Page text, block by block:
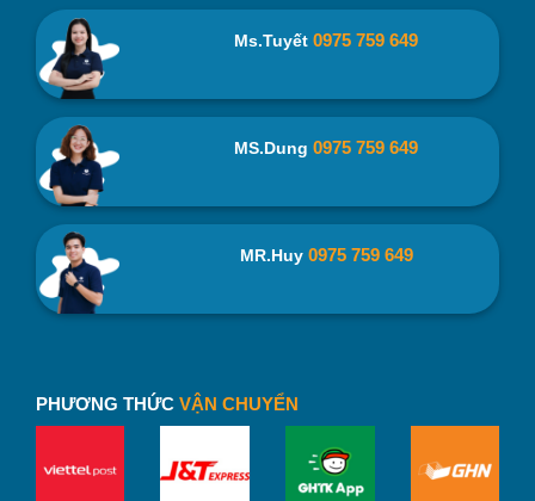
Ms.Tuyết 0975 759 649
MS.Dung 0975 759 649
MR.Huy 0975 759 649
PHƯƠNG THỨC VẬN CHUYỂN